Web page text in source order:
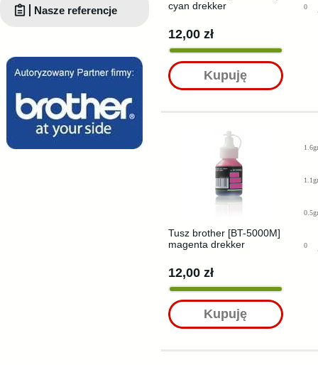
cyan drekker
12,00 zł
Kupuję
0
Tusz brother [BT-5000M]
magenta drekker
12,00 zł
Kupuję
1.6gr
1.1gr
0.5gr
0
Nasze referencje